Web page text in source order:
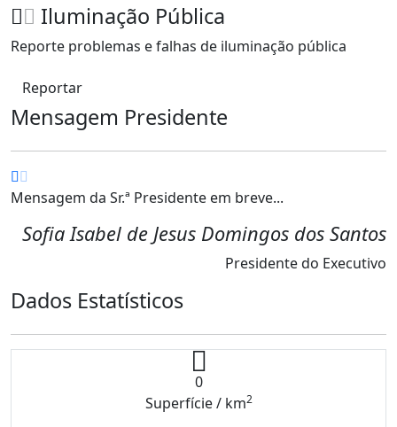
Iluminação Pública
Reporte problemas e falhas de iluminação pública
Reportar
Mensagem Presidente
Mensagem da Sr.ª Presidente em breve...
Sofia Isabel de Jesus Domingos dos Santos
Presidente do Executivo
Dados Estatísticos
0
Superfície / km2